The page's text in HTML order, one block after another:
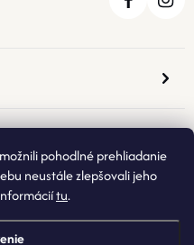
pohodlné prehliadanie
neustále zlepšovali jeho
tu.